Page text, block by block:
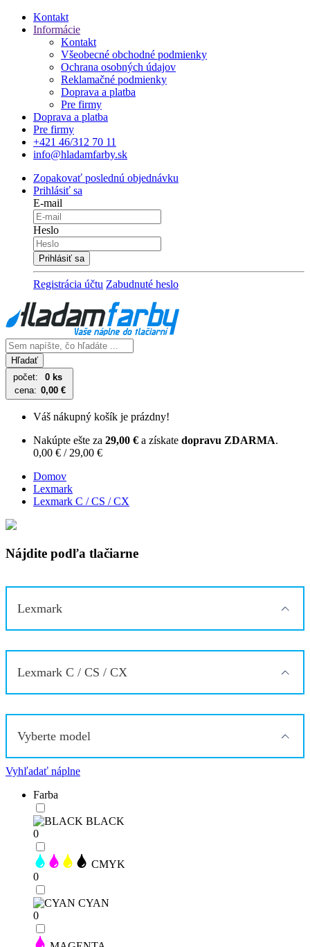
Kontakt
Informácie
Kontakt
Všeobecné obchodné podmienky
Ochrana osobných údajov
Reklamačné podmienky
Doprava a platba
Pre firmy
Doprava a platba
Pre firmy
+421 46/312 70 11
info@hladamfarby.sk
Zopakovať poslednú objednávku
Prihlásiť sa
E-mail
Heslo
Registrácia účtu Zabudnuté heslo
Hľadať
počet:
0 ks
cena: 0,00 €
Váš nákupný košík je prázdny!
Nakúpte ešte za 29,00 € a získate dopravu ZDARMA.
0,00 € / 29,00 €
Domov
Lexmark
Lexmark C / CS / CX
Nájdite podľa tlačiarne
Lexmark
Lexmark C / CS / CX
Vyberte model
Vyhľadať náplne
Farba
BLACK
0
CMYK
0
CYAN
0